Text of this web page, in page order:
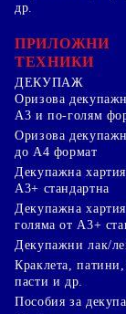
др.
ПРИЛОЖНИ
ТЕХНИКИ
ДЕКУПАЖ
Оризова
А3 и по-голям
Оризова
до А4 формат
Декупажна
А3+ стандартна
Декупажна
голяма от А3+
Декупажни лак/
Краклета,
пасти и др.
Пособия за